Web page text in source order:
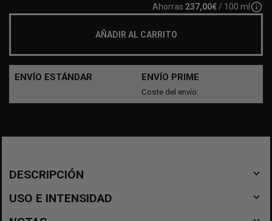
Ahorras 237,00€ / 100 ml info_outline
AÑADIR AL CARRITO
ENVÍO ESTÁNDAR ENVÍO PRIME
Coste del envío:
DESCRIPCIÓN navigate_before
USO E INTENSIDAD navigate_before